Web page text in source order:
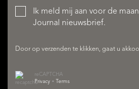
Ik meld mij aan voor de
Journal nieuwsbrief.
Door op verzenden te klikken, gaat u
reCAPTCHA
Privacy • Terms